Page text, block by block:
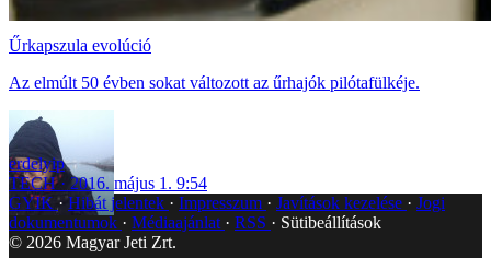
Űrkapszula evolúció
Az elmúlt 50 évben sokat változott az űrhajók pilótafülkéje.
erdelyip
TECH
2016. május 1. 9:54
GYIK
Hibát jelentek Impresszum Javítások kezelése
Jogi
dokumentumok
Médiaajánlat RSS
Sütibeállítások
© 2026 Magyar Jeti Zrt.